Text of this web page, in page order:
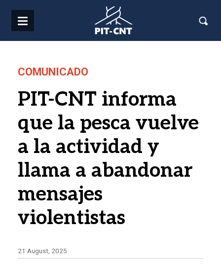
COMUNICADO
PIT-CNT informa
que la pesca vuelve
a la actividad y
llama a abandonar
mensajes
violentistas
21 August, 2025